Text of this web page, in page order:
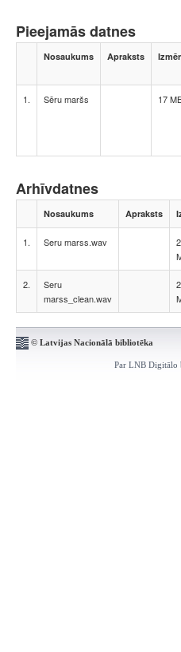
Pieejamās datnes
Nosaukums Apraksts
1. Sēru maršs 17
Arhīvdatnes
Nosaukums Apraksts
1. Seru marss.wav
2.
Seru
marss_clean.wav
© Latvijas Nacionālā bibliotēka
Par LNB Digitālo